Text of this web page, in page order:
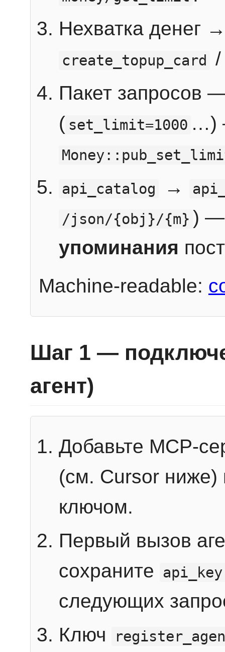
Нехватка денег
create_topup_card
Пакет запросов
( set_limit=1000 …)
api_catalog
→
/json/{obj}/{m} ) —
упоминания
Machine-readable:
Шаг 1 —
агент)
Добавьте MCP-
(см. Cursor ниже)
ключом.
Первый вызов
сохраните
api_key
следующих
Ключ